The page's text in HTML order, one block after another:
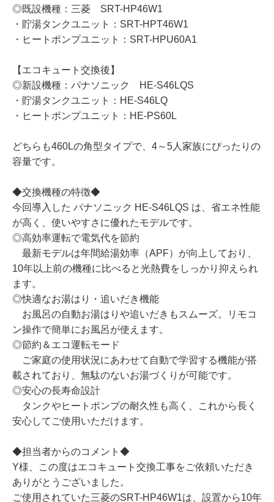
◎既設機種：三菱 SRT-HP46W1
・貯湯タンクユニット：SRT-HPT46W1
・ヒートポンプユニット：SRT-HPU60A1
【エコキュート交換後】
◎新設機種：パナソニック HE-S46LQS
・貯湯タンクユニット：HE-S46LQ
・ヒートポンプユニット：HE-PS60L
どちらも460Lの角型タイプで、4～5人家族にぴったりの
容量です。
◆交換機種の特徴◆
今回導入した パナソニック HE-S46LQS は、省エネ性能
が高く、使いやすさに優れたモデルです。
◎高効率運転で電気代を節約
最新モデルは年間給湯効率（APF）が向上しており、
10年以上前の機種に比べると光熱費をしっかり抑えられ
ます。
◎快適なお湯はり・追いだき機能
お風呂の自動お湯はりや追いだきもスムーズ。リモコ
ン操作で簡単にお風呂が使えます。
◎節約＆エコ運転モード
ご家庭の使用状況にあわせて自動で学習する機能が搭
載されており、無駄のないお湯づくりが可能です。
◎安心の長寿命設計
タンクやヒートポンプの耐久性も高く、これから長く
安心してご使用いただけます。
◆担当者からのコメント◆
Y様、この度はエコキュート交換工事をご依頼いただき
ありがとうございました。
ご使用されていた三菱のSRT-HP46W1は、設置から10年